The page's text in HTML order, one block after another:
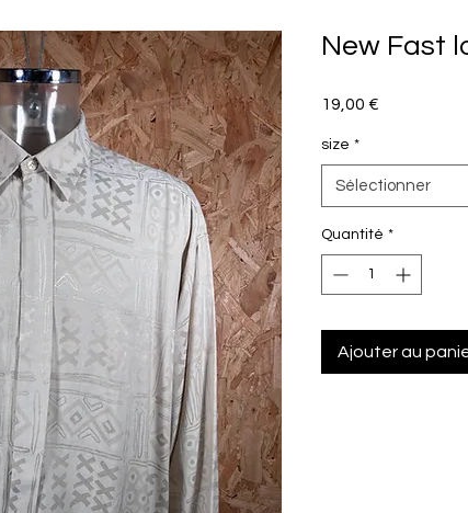
New Fast
19,00 €
size *
Sélectionner
Quantité *
Ajouter au